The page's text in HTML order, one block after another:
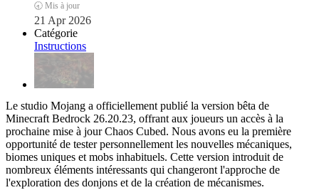
🕣 Mis à jour
21 Apr 2026
Catégorie
Instructions
Le studio Mojang a officiellement publié la version bêta de
Minecraft Bedrock 26.20.23, offrant aux joueurs un accès à la
prochaine mise à jour Chaos Cubed. Nous avons eu la première
opportunité de tester personnellement les nouvelles mécaniques,
biomes uniques et mobs inhabituels. Cette version introduit de
nombreux éléments intéressants qui changeront l'approche de
l'exploration des donjons et de la création de mécanismes.